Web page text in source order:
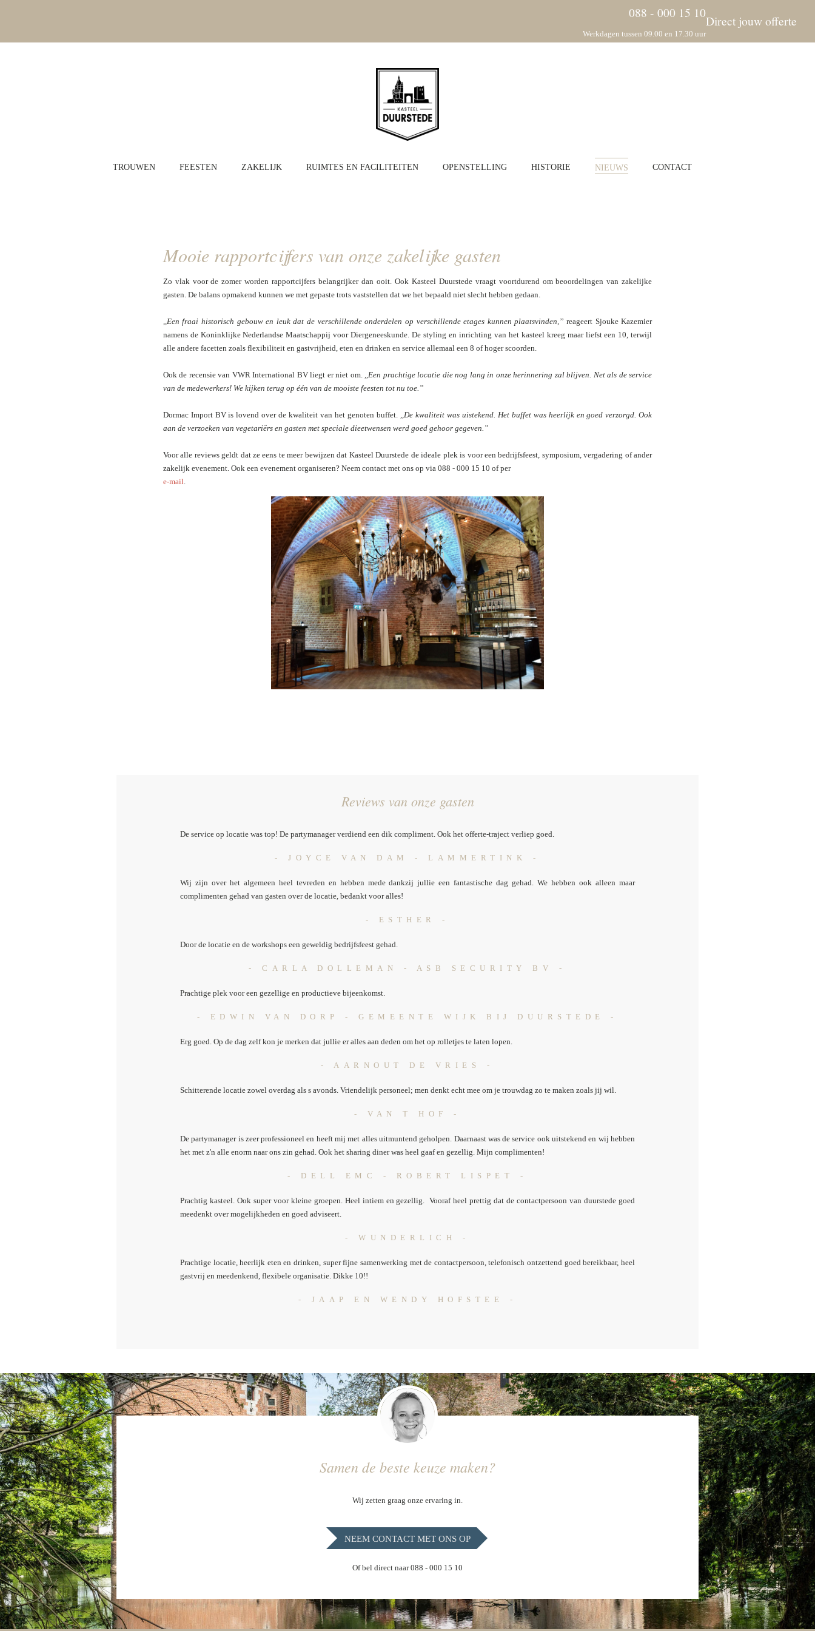
088 - 000 15 10
Werkdagen tussen 09.00 en 17.30 uur
Direct jouw offerte
TROUWEN FEESTEN ZAKELIJK RUIMTES EN FACILITEITEN OPENSTELLING HISTORIE NIEUWS CONTACT
Mooie rapportcijfers van onze zakelijke gasten
Zo vlak voor de zomer worden rapportcijfers belangrijker dan ooit. Ook Kasteel Duurstede vraagt voortdurend om beoordelingen van zakelijke
gasten. De balans opmakend kunnen we met gepaste trots vaststellen dat we het bepaald niet slecht hebben gedaan.
,,Een fraai historisch gebouw en leuk dat de verschillende onderdelen op verschillende etages kunnen plaatsvinden,’’reageert Sjouke Kazemier
namens de Koninklijke Nederlandse Maatschappij voor Diergeneeskunde. De styling en inrichting van het kasteel kreeg maar liefst een 10, terwijl
alle andere facetten zoals flexibiliteit en gastvrijheid, eten en drinken en service allemaal een 8 of hoger scoorden.
Ook de recensie van VWR International BV liegt er niet om. ,,Een prachtige locatie die nog lang in onze herinnering zal blijven. Net als de service
van de medewerkers! We kijken terug op één van de mooiste feesten tot nu toe.’’
Dormac Import BVis lovendover de kwaliteit van het genoten buffet. ,,De kwaliteit was uistekend. Het buffet was heerlijk en goed verzorgd. Ook
aan de verzoeken van vegetariërs en gasten met speciale dieetwensen werd goed gehoor gegeven.’’
Voor alle reviews geldt dat ze eens te meer bewijzen dat Kasteel Duurstede de ideale plek is voor een bedrijfsfeest, symposium, vergadering of ander
zakelijk evenement. Ook een evenement organiseren? Neem contact met ons op via 088 - 000 15 10 of per
e-mail.
Reviews van onze gasten
De service op locatie was top! De partymanager verdiend een dik compliment. Ook het offerte-traject verliep goed.
- JOYCE VAN DAM - LAMMERTINK -
Wij zijn over het algemeen heel tevreden en hebben mede dankzij jullie een fantastische dag gehad. We hebben ook alleen maar
complimenten gehad van gasten over de locatie, bedankt voor alles!
- ESTHER -
Door de locatie en de workshops een geweldig bedrijfsfeest gehad.
- CARLA DOLLEMAN - ASB SECURITY BV -
Prachtige plek voor een gezellige en productieve bijeenkomst.
- EDWIN VAN DORP - GEMEENTE WIJK BIJ DUURSTEDE -
Erg goed. Op de dag zelf kon je merken dat jullie er alles aan deden om het op rolletjes te laten lopen.
- AARNOUT DE VRIES -
Schitterende locatie zowel overdag als s avonds. Vriendelijk personeel; men denkt echt mee om je trouwdag zo te maken zoals jij wil.
- VAN T HOF -
De partymanager is zeer professioneel en heeft mij met alles uitmuntend geholpen. Daarnaast was de service ook uitstekend en wij hebben
het met z'n alle enorm naar ons zin gehad. Ook het sharing diner was heel gaaf en gezellig. Mijn complimenten!
- DELL EMC - ROBERT LISPET -
Prachtig kasteel. Ook super voor kleine groepen. Heel intiem en gezellig. Vooraf heel prettig dat de contactpersoon van duurstede goed
meedenkt over mogelijkheden en goed adviseert.
- WUNDERLICH -
Prachtige locatie, heerlijk eten en drinken, super fijne samenwerking met de contactpersoon, telefonisch ontzettend goed bereikbaar, heel
gastvrij en meedenkend, flexibele organisatie. Dikke 10!!
- JAAP EN WENDY HOFSTEE -
Samen de beste keuze maken?
Wij zetten graag onze ervaring in.
NEEM CONTACT MET ONS OP
Of bel direct naar 088 - 000 15 10